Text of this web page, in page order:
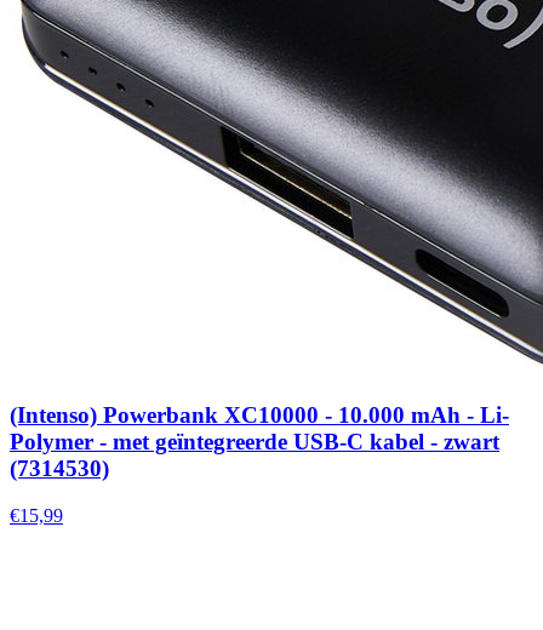
(Intenso) Powerbank XC10000 - 10.000 mAh - Li-
Polymer - met geïntegreerde USB-C kabel - zwart
(7314530)
€15,99